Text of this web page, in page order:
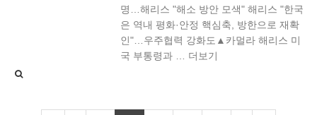
명…해리스 "해소 방안 모색" 해리스 "한국
은 역내 평화·안정 핵심축, 방한으로 재확
인"…우주협력 강화도▲카멀라 해리스 미
국 부통령과 … 더보기